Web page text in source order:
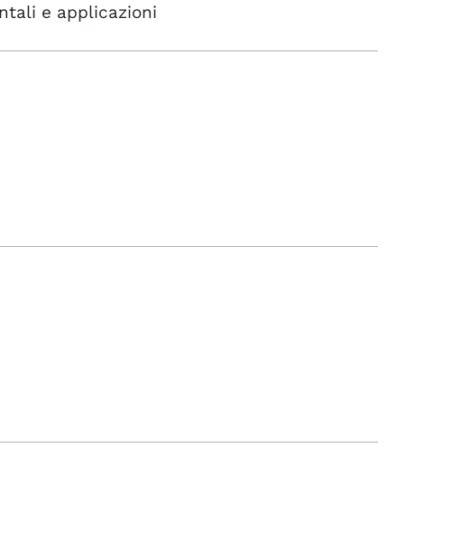
e applicazioni